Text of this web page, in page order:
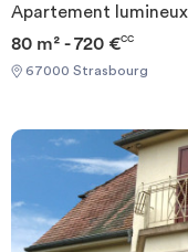
Apartement
80 m² - 720 €CC
67000 Strasbourg